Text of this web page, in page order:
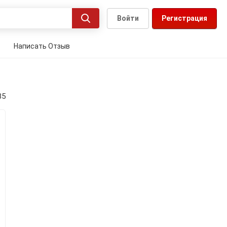
Регистрация
Войти
Написать Отзыв